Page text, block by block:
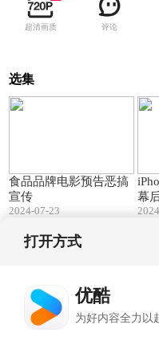
超清画质 评论
选集
食品品牌电影预告恶搞
宣传
2024-07-23
幕
打开方式
优酷
为好内容全力以